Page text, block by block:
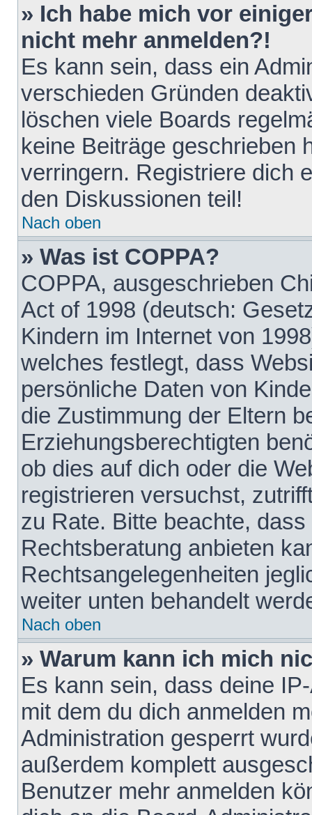
» Ich habe mich vor
nicht mehr anmelden?!
Es kann sein, dass ein
verschieden Gründen
löschen viele Boards
keine Beiträge geschrieben
verringern. Registriere dich
den Diskussionen teil!
Nach oben
» Was ist COPPA?
COPPA, ausgeschrieben
Act of 1998 (deutsch:
Kindern im Internet von
welches festlegt, dass
persönliche Daten von
die Zustimmung der Eltern
Erziehungsberechtigten
ob dies auf dich oder die
registrieren versuchst,
zu Rate. Bitte beachte,
Rechtsberatung anbieten
Rechtsangelegenheiten
weiter unten behandelt
Nach oben
» Warum kann ich mich
Es kann sein, dass deine
mit dem du dich anmelden
Administration gesperrt
außerdem komplett
Benutzer mehr anmelden